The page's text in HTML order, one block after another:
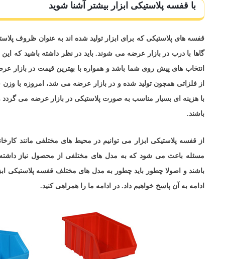
با قفسه پلاستیکی ابزار بیشتر آشنا شوید
قفسه های پلاستیکی که برای ابزار تولید شده اند به عنوان ظروف
گاها با درب در بازار عرضه می شوند. باید در نظر داشته باشید که
انتخاب های پیش روی شما باشد و همواره با بهترین قیمت در بازار
از فلزاتی همچون تولید شده و در بازار عرضه می شد، امروزه با
با هزینه ای بسیار مناسب به صورت پلاستیکی در بازار عرضه می گردد
باشند.
از قفسه پلاستیکی ابزار می توانیم در محیط های مختلفی مانند
مسئله باعث می شود که به مدل های مختلفی از محصول نیاز
باشند و اصولا چطور باید چطور به مدل های مختلف قفسه پلاستیکی
ادامه به آن پاسخ خواهیم داد. در ادامه ما را همراهی کنید.